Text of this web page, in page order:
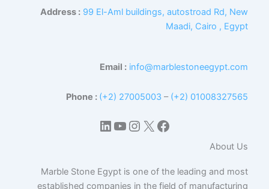
Address : 99 El-Aml buildings, autostroad Rd, New
Maadi, Cairo , Egypt
Email : info@marblestoneegypt.com
Phone : (+2) 27005003 – (+2) 01008327565
فيسبوك
إكسإنستجرام
يوتيوب
لينكد إن
About Us
Marble Stone Egypt is one of the leading and most
established companies in the field of manufacturing